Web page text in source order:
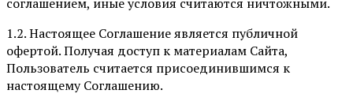
1.2. Настоящее Соглашение является публичной
офертой. Получая доступ к материалам Сайта,
Пользователь считается присоединившимся к
настоящему Соглашению.